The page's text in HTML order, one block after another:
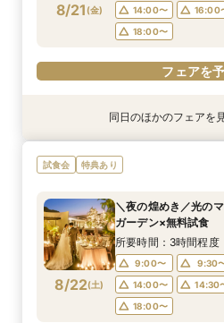
フェアを予
フェアを予
フェアを予
フェアを予
8/21 (金)
14:00〜
16:00
18:00〜
フェアを
特典あり
8/21(金)
＼1軒目限定★3万ギ
ゼント×和牛試食
11:00〜
12:00〜
14:00〜
16:00〜
18:00〜
フェアを予
特典あり
8/21(金)
【6名～30名の少人
ン誕生！無料試食付
11:00〜
12:00〜
14:00〜
16:00〜
18:00〜
フェアを予
8/21(金)
【60分で完結】即決
りみちツアー
12:00〜
13:00〜
15:00〜
16:00〜
17:00〜
フェアを予
8/21(金)
【タイパ重視！60分
場案内＆相談会
12:00〜
13:00〜
15:00〜
16:00〜
17:00〜
フェアを予
同日のほかのフェアを
試食会 特典あり
8/22(土)
＼夜の煌めき／光の
ガーデン×無料試食
所要時間：3時間程度
9:00〜
9:30
14:00〜
14:30
18:00〜